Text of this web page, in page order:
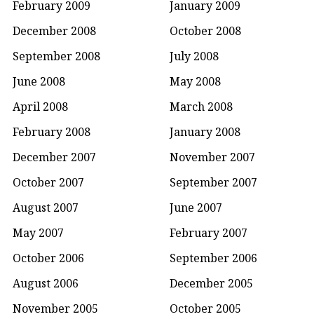
February 2009
January 2009
December 2008
October 2008
September 2008
July 2008
June 2008
May 2008
April 2008
March 2008
February 2008
January 2008
December 2007
November 2007
October 2007
September 2007
August 2007
June 2007
May 2007
February 2007
October 2006
September 2006
August 2006
December 2005
November 2005
October 2005